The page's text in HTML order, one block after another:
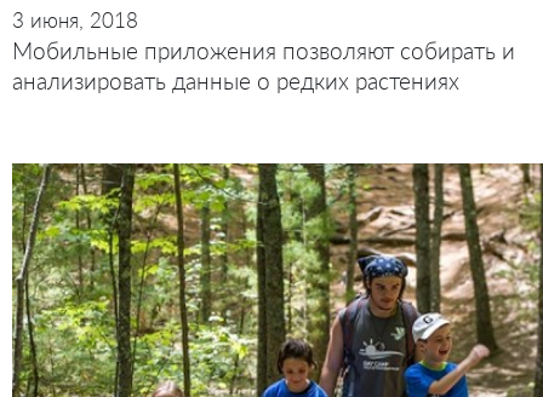
3 июня, 2018
Мобильные приложения позволяют собирать и
анализировать данные о редких растениях